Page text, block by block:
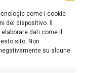
come i cookie
del dispositivo. Il
dati come il
sito. Non
su alcune